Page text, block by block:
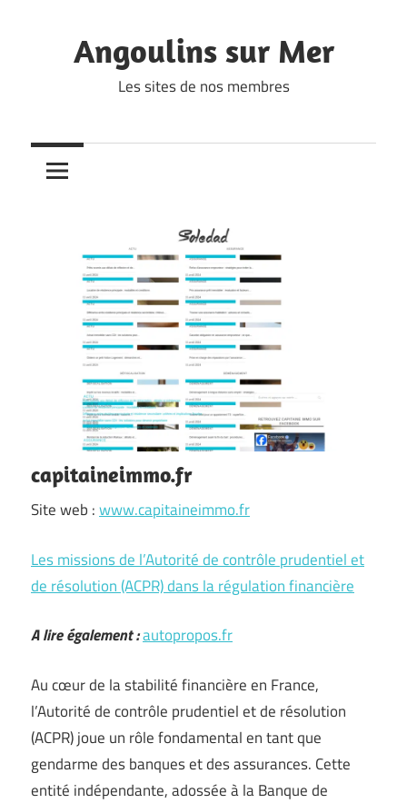
contentAngoulins sur Mer
Les sites de nos membres
capitaineimmo.fr
Site web :www.capitaineimmo.fr
Les missions de l’Autorité de contrôle prudentiel et
de résolution (ACPR) dans la régulation financière
A lire également :autopropos.fr
Au cœur de la stabilité financière en France,
l’Autorité de contrôle prudentiel et de résolution
(ACPR) joue un rôle fondamental en tant que
gendarme des banques et des assurances. Cette
entité indépendante, adossée à la Banque de